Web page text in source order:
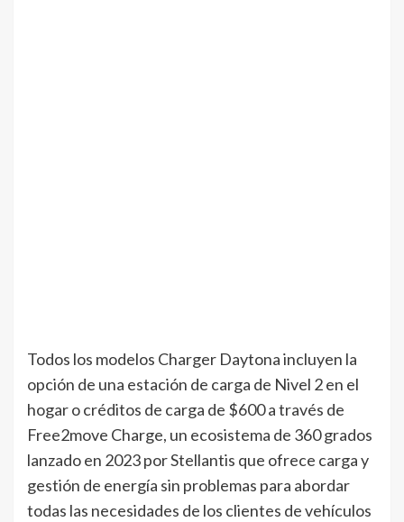
Todos los modelos Charger Daytona incluyen la
opción de una estación de carga de Nivel 2 en el
hogar o créditos de carga de $600 a través de
Free2move Charge, un ecosistema de 360 grados
lanzado en 2023 por Stellantis que ofrece carga y
gestión de energía sin problemas para abordar
todas las necesidades de los clientes de vehículos